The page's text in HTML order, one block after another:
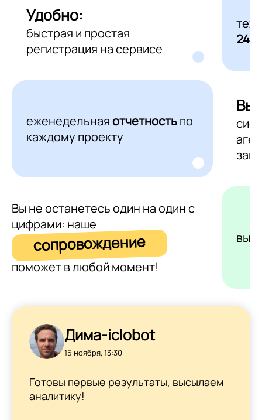
Удобно:
быстрая и простая
регистрация на сервисе
24/7
еженедельнаяотчетностьпо
каждому проекту
Вы не останетесь один на один с
цифрами: наше
сопровождение
поможет в любой момент!
Дима-iclobot
15 ноября, 13:30
Готовы первые результаты, высылаем
аналитику!